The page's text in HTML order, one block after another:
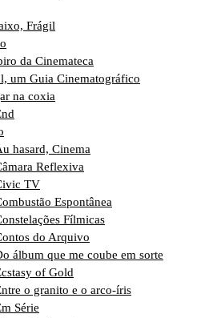
Frágil
da Cinemateca
um Guia Cinematográfico
na coxia
hasard, Cinema
Reflexiva
TV
Espontânea
Fílmicas
do Arquivo
álbum que me coube em sorte
of Gold
o granito e o arco-íris
Série